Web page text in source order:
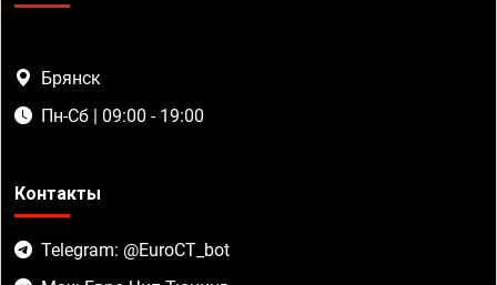
Брянск
Пн-Сб | 09:00 - 19:00
Контакты
Telegram: @EuroCT_bot